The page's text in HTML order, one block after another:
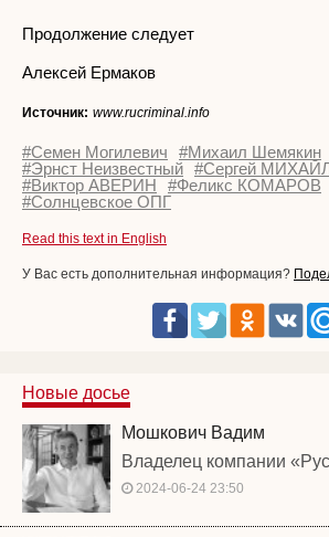
Продолжение следует
Алексей Ермаков
Источник: www.rucriminal.info
#Семен Могилевич
#Михаил Шемякин
#Эрнст Неизвестный #Сергей
#Виктор АВЕРИН
#Феликс КОМАРОВ
#Солнцевское ОПГ
Read this text in English
У Вас есть дополнительная информация?
Новые досье
Мошкович Вадим
Владелец компании
2024-06-24 23:50